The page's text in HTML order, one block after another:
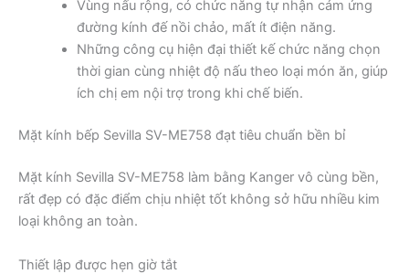
Vùng nấu rộng, có chức năng tự nhận cảm ứng
đường kính đế nồi chảo, mất ít điện năng.
Những công cụ hiện đại thiết kế chức năng chọn
thời gian cùng nhiệt độ nấu theo loại món ăn, giúp
ích chị em nội trợ trong khi chế biến.
Mặt kính bếp Sevilla SV-ME758 đạt tiêu chuẩn bền bỉ
Mặt kính Sevilla SV-ME758 làm bằng Kanger vô cùng bền,
rất đẹp có đặc điểm chịu nhiệt tốt không sở hữu nhiều kim
loại không an toàn.
Thiết lập được hẹn giờ tắt